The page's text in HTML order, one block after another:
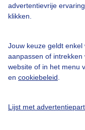
advertentievrije
klikken.
Jouw keuze geldt
aanpassen of intrekken
website of in het menu
en cookiebeleid
Lijst met
Toegankelijkheid
Buienradar Team
Privacy beleid
Privacy instellingen